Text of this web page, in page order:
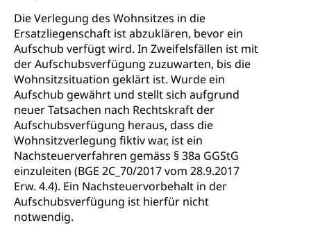
Die Verlegung des Wohnsitzes in die
Ersatzliegenschaft ist abzuklären, bevor ein
Aufschub verfügt wird. In Zweifelsfällen ist mit
der Aufschubsverfügung zuzuwarten, bis die
Wohnsitzsituation geklärt ist. Wurde ein
Aufschub gewährt und stellt sich aufgrund
neuer Tatsachen nach Rechtskraft der
Aufschubsverfügung heraus, dass die
Wohnsitzverlegung fiktiv war, ist ein
Nachsteuerverfahren gemäss § 38a GGStG
einzuleiten (BGE 2C_70/2017 vom 28.9.2017
Erw. 4.4). Ein Nachsteuervorbehalt in der
Aufschubsverfügung ist hierfür nicht
notwendig.